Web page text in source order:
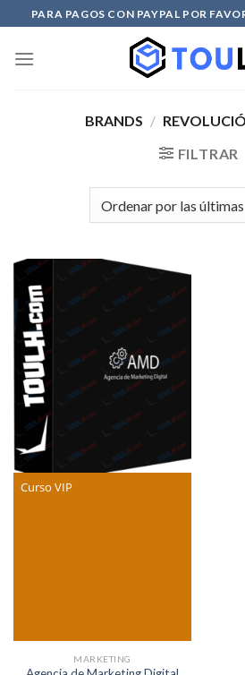
to
content
PARA PAGOS CON PAYPAL POR
BRANDS /
FILTRAR
Curso VIP
MARKETING